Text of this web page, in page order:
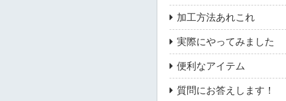
加工方法あれこれ
実際にやってみました
便利なアイテム
質問にお答えします！